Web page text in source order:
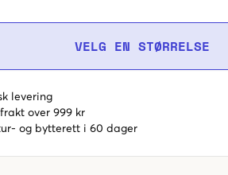
VELG EN STØRRELSE
levering
over 999 kr
og bytterett i 60 dager